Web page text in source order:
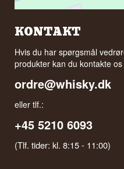
KONTAKT
Hvis du har spørgsmål
produkter kan du kontakte
ordre@whisky.dk
eller tlf.:
+45 5210 6093
(Tlf. tider: kl. 8:15 - 11:00)